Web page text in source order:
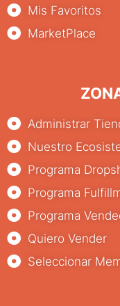
Mis Favoritos
MarketPlace
Administrar
Nuestro
Programa
Programa
Programa
Quiero Vender
Seleccionar